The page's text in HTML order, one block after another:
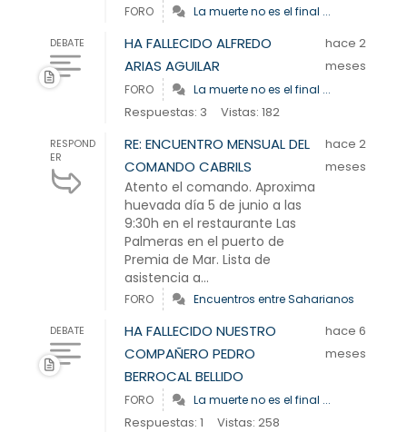
FORO La muerte no es el final ...
DEBATE
HA FALLECIDO ALFREDO
ARIAS AGUILAR
hace 2
meses
FORO La muerte no es el final ...
Respuestas: 3 Vistas: 182
RESPOND
ER
RE: ENCUENTRO MENSUAL DEL
COMANDO CABRILS
Atento el comando. Aproxima
huevada día 5 de junio a las
9:30h en el restaurante Las
Palmeras en el puerto de
Premia de Mar. Lista de
asistencia a...
hace 2
meses
FORO Encuentros entre Saharianos
DEBATE
HA FALLECIDO NUESTRO
COMPAÑERO PEDRO
BERROCAL BELLIDO
hace 6
meses
FORO La muerte no es el final ...
Respuestas: 1 Vistas: 258